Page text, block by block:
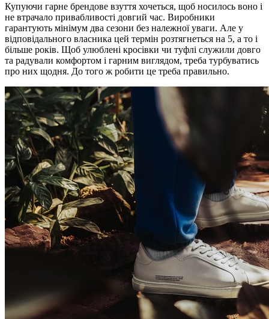
Купуючи гарне брендове взуття хочеться, щоб носилось воно і
не втрачало привабливості довгий час. Виробники
гарантують мінімум два сезони без належної уваги. Але у
відповідального власника цей термін розтягнеться на 5, а то і
більше років. Щоб улюблені кросівки чи туфлі служили довго
та радували комфортом і гарним виглядом, треба турбуватись
про них щодня. До того ж робити це треба правильно.